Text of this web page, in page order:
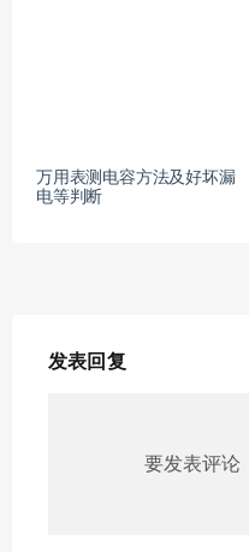
万用表测电容方法及好坏漏
电等判断
发表回复
要发表评论